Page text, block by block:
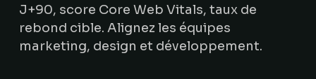
J+90, score Core Web Vitals, taux de
rebond cible. Alignez les équipes
marketing, design et développement.